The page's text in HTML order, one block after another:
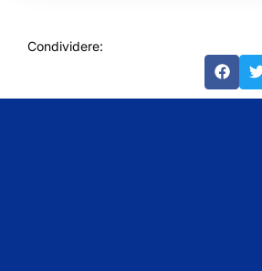
Condividere: